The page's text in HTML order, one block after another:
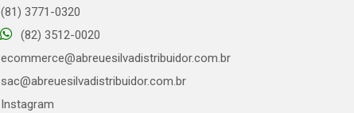
(81) 3771-0320
(82) 3512-0020
ecommerce@abreuesilvadistribuidor.com.br
sac@abreuesilvadistribuidor.com.br
Instagram